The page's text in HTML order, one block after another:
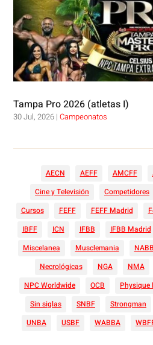
Tampa Pro 2026 (atletas I)
30 Jul, 2026 |Campeonatos
AECN AEFF AMCFF
Cine y Televisión
Competidores
Cursos
FEFF FEFF Madrid
IBFF
ICN IFBB IFBB Madrid
Miscelanea
Musclemania
Necrológicas
NGA NMA
NPC Worldwide
OCB Physique
Sin siglas
SNBF Strongman
UNBA
USBF WABBA